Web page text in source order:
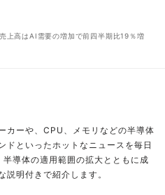
上高はAI需要の増加で前四半期比19％増
カーや、CPU、メモリなどの半導体
ドといったホットなニュースを毎日
導体の適用範囲の拡大とともに成
説明付きで紹介します。